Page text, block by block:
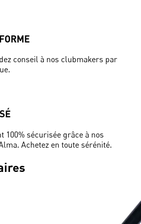
conseil à nos clubmakers par
100% sécurisée grâce à nos
Achetez en toute sérénité.